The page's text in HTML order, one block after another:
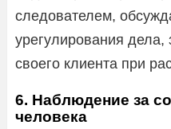
следователем,
урегулирования
своего клиента при
6. Наблюдение за
человека